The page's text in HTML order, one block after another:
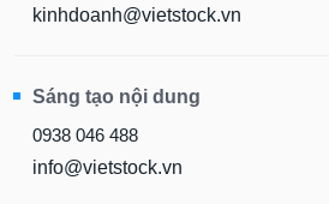
kinhdoanh@vietstock.vn
Sáng tạo nội dung
0938 046 488
info@vietstock.vn